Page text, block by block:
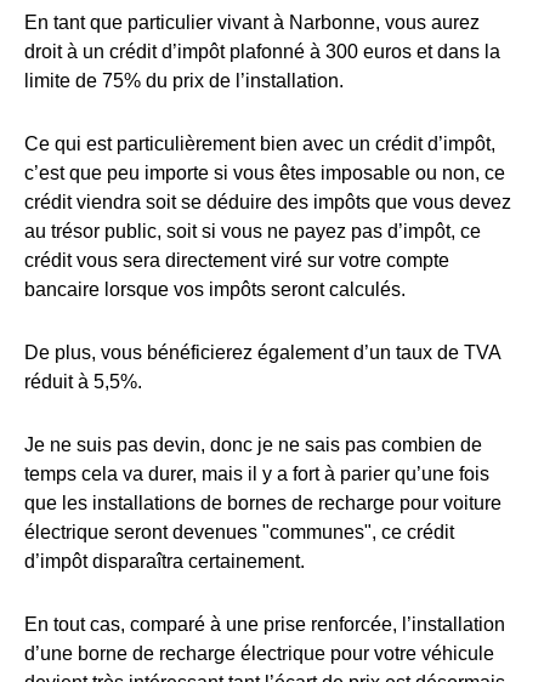
En tant que particulier vivant à Narbonne, vous aurez
droit à un crédit d’impôt plafonné à 300 euros et dans la
limite de 75% du prix de l’installation.
Ce qui est particulièrement bien avec un crédit d’impôt,
c’est que peu importe si vous êtes imposable ou non, ce
crédit viendra soit se déduire des impôts que vous devez
au trésor public, soit si vous ne payez pas d’impôt, ce
crédit vous sera directement viré sur votre compte
bancaire lorsque vos impôts seront calculés.
De plus, vous bénéficierez également d’un taux de TVA
réduit à 5,5%.
Je ne suis pas devin, donc je ne sais pas combien de
temps cela va durer, mais il y a fort à parier qu’une fois
que les installations de bornes de recharge pour voiture
électrique seront devenues "communes", ce crédit
d’impôt disparaîtra certainement.
En tout cas, comparé à une prise renforcée, l’installation
d’une borne de recharge électrique pour votre véhicule